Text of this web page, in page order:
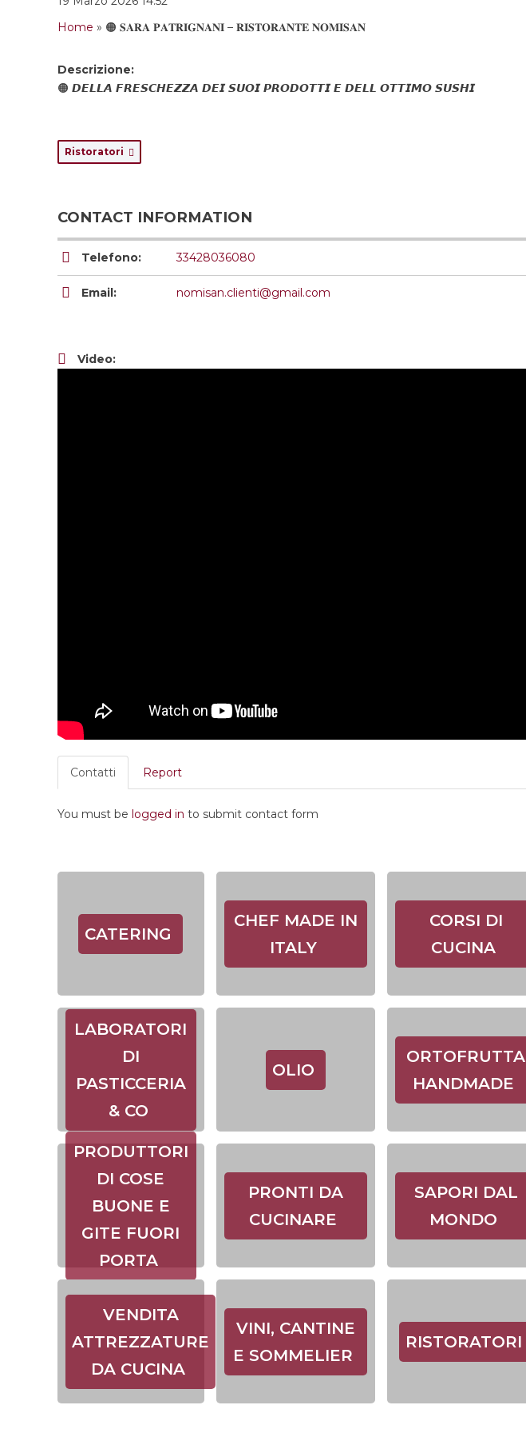
Home » 🟠 𝐒𝐀𝐑𝐀 𝐏𝐀𝐓𝐑𝐈𝐆𝐍𝐀𝐍𝐈 – 𝐑𝐈𝐒𝐓𝐎𝐑𝐀𝐍𝐓𝐄 𝐍𝐎𝐌𝐈𝐒𝐀𝐍
Descrizione:
🟠 𝘿𝙀𝙇𝙇𝘼 𝙁𝙍𝙀𝙎𝘾𝙃𝙀𝙕𝙕𝘼 𝘿𝙀𝙄 𝙎𝙐𝙊𝙄 𝙋𝙍𝙊𝘿𝙊𝙏𝙏𝙄 𝙀 𝘿𝙀𝙇𝙇 𝙊𝙏𝙏𝙄𝙈𝙊 𝙎𝙐𝙎𝙃𝙄
Ristoratori
CONTACT INFORMATION
Telefono: 33428036080
Email: nomisan.clienti@gmail.com
Video:
Contatti Report
You must be logged in to submit contact form
CATERING
CHEF MADE IN
ITALY
CORSI DI
CUCINA
LABORATORI
DI
PASTICCERIA
& CO
OLIO
ORTOFRUTTA
HANDMADE
PRODUTTORI
DI COSE
BUONE E
GITE FUORI
PORTA
PRONTI DA
CUCINARE
SAPORI DAL
MONDO
VENDITA
ATTREZZATURE
DA CUCINA
VINI, CANTINE
E SOMMELIER
RISTORATORI